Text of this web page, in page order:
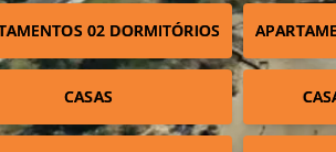
02 DORMITÓRIOS
CASAS